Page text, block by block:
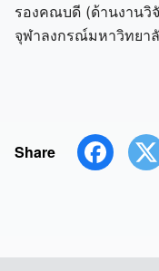
รองคณบดี (ด้านงานวิ
จุฬาลงกรณ์มหาวิทยา
Share